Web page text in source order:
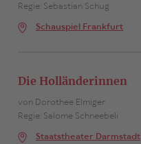
Regie: Sebastian Schug
Schauspiel Frankfurt
Die Holländerinnen
von Dorothee Elmiger
Regie: Salome Schneebeli
Staatstheater Darmstadt